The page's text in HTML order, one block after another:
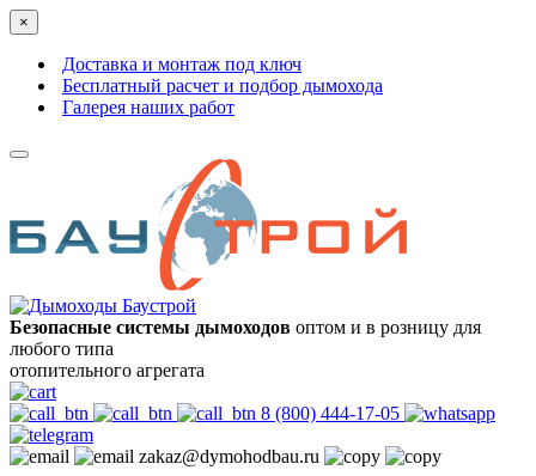
×
Доставка и монтаж под ключ
Бесплатный расчет и подбор дымохода
Галерея наших работ
Безопасные системы дымоходов оптом и в розницу для
любого типа
отопительного агрегата
8 (800) 444-17-05
zakaz@dymohodbau.ru